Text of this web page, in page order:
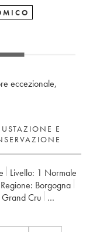
eccezionale,
E
Livello: 1 Normale
Regione:
Borgogna
Grand Cru